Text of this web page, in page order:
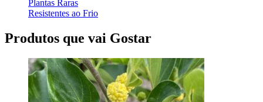
Plantas Raras
Resistentes ao Frio
Produtos que vai Gostar